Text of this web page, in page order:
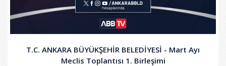
T.C. ANKARA BÜYÜKŞEHİR BELEDİYESİ - Mart Ayı
Meclis Toplantısı 1. Birleşimi